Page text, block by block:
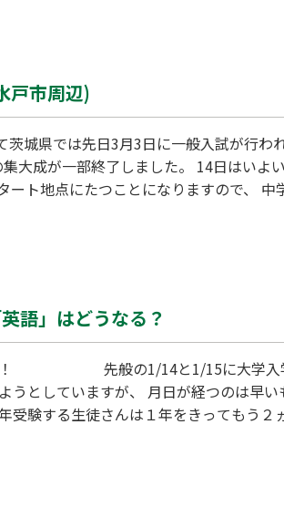
戸市周辺)
城県では先日3月3日に一般入試が行わ
大成が一部終了しました。 14日はいよ
ート地点にたつことになりますので、 中
語」はどうなる？
うとしていますが、 月日が経つのは早い
受験する生徒さんは１年をきってもう２